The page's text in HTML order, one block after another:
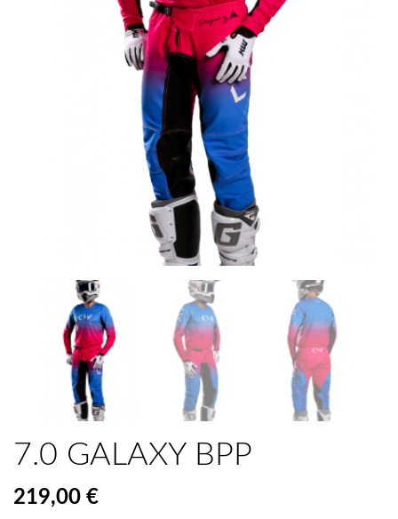
7.0 GALAXY BPP
219,00 €